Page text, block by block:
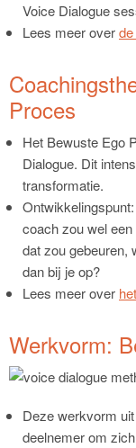
Voice Dialogue
Lees meer over
Proces
Het Bewuste Ego
Dialogue. Dit
transformatie.
coach zou wel
dat zou gebeuren,
dan bij je op?
Lees meer over
Werkvorm:
Deze werkvorm
deelnemer om